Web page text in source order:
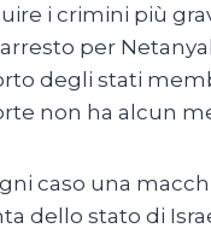
i crimini più
per
degli stati
non ha alcun
caso una
dello stato di